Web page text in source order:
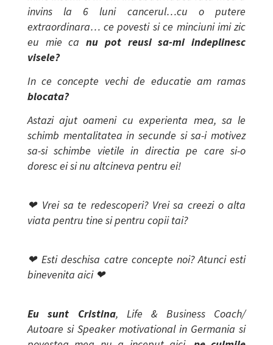
invins la 6 luni cancerul…cu o putere
extraordinara… ce povesti si ce minciuni imi zic
eu mie canu pot reusi sa-mi indeplinesc
visele?
In ce concepte vechi de educatie am ramas
blocata?
Astazi ajut oameni cu experienta mea, sa le
schimb mentalitatea in secunde si sa-i motivez
sa-si schimbe vietile in directia pe care si-o
doresc ei si nu altcineva pentru ei!
❤ Vrei sa te redescoperi? Vrei sa creezi o alta
viata pentru tine si pentru copii tai?
❤Esti deschisa catre concepte noi? Atunci esti
binevenita aici ❤
Eu sunt Cristina, Life & Business Coach/
Autoare si Speaker motivational in Germania si